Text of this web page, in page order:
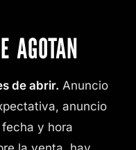
AGOTAN
de abrir. Anuncio
anuncio
y hora